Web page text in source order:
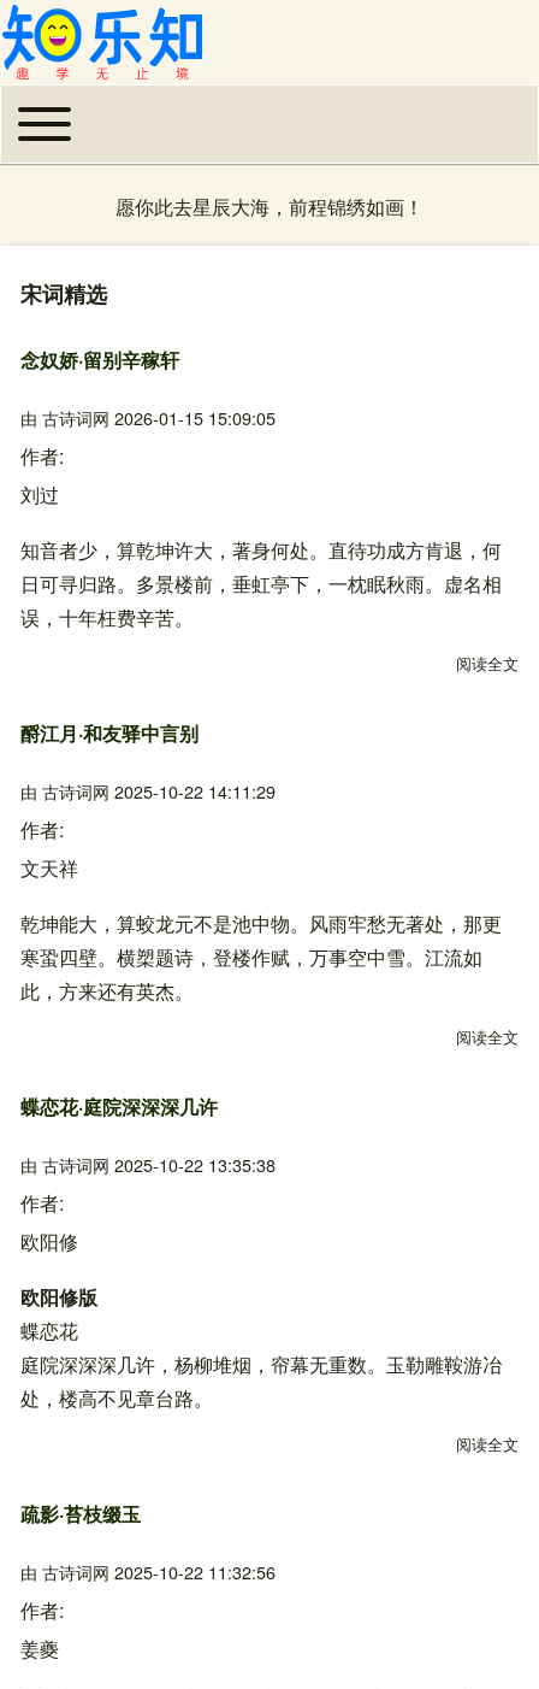
主导航
Toggle main menu
愿你此去星辰大海，前程锦绣如画！
宋词精选
念奴娇·留别辛稼轩
由 古诗词网 2026-01-15 15:09:05
作者
刘过
知音者少，算乾坤许大，著身何处。直待功成方肯退，何
日可寻归路。多景楼前，垂虹亭下，一枕眠秋雨。虚名相
误，十年枉费辛苦。
阅读全文
酹江月·和友驿中言别
由 古诗词网 2025-10-22 14:11:29
作者
文天祥
乾坤能大，算蛟龙元不是池中物。风雨牢愁无著处，那更
寒蛩四壁。横槊题诗，登楼作赋，万事空中雪。江流如
此，方来还有英杰。
阅读全文
蝶恋花·庭院深深深几许
由 古诗词网 2025-10-22 13:35:38
作者
欧阳修
欧阳修版
蝶恋花
庭院深深深几许，杨柳堆烟，帘幕无重数。玉勒雕鞍游冶
处，楼高不见章台路。
阅读全文
疏影·苔枝缀玉
由 古诗词网 2025-10-22 11:32:56
作者
姜夔